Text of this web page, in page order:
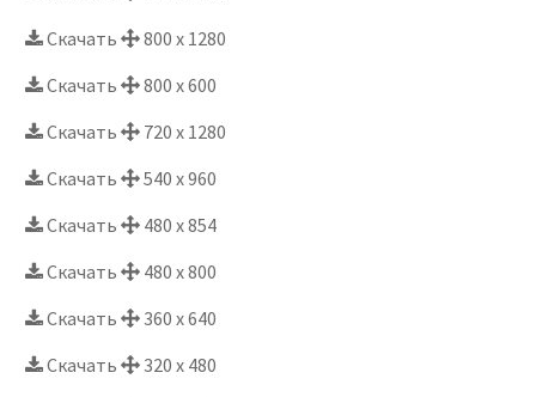
Скачать
800 x 1280
Скачать
800 x 600
Скачать
720 x 1280
Скачать
540 x 960
Скачать
480 x 854
Скачать
480 x 800
Скачать
360 x 640
Скачать
320 x 480